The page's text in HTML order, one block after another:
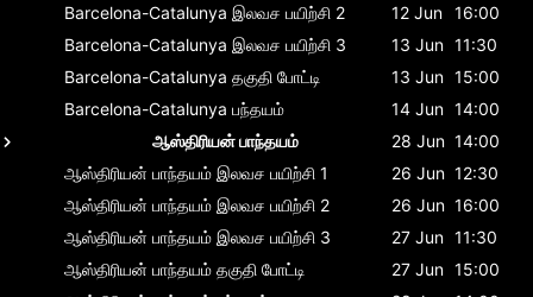
Barcelona-Catalunya இலவச பயிற்சி 2 12 Jun 16:00
Barcelona-Catalunya இலவச பயிற்சி 3 13 Jun 11:30
Barcelona-Catalunya தகுதி போட்டி 13 Jun 15:00
Barcelona-Catalunya பந்தயம் 14 Jun 14:00
ஆஸ்திரியன் பாந்தயம்
28 Jun 14:00
ஆஸ்திரியன் பாந்தயம் இலவச பயிற்சி 1 26 Jun 12:30
ஆஸ்திரியன் பாந்தயம் இலவச பயிற்சி 2 26 Jun 16:00
ஆஸ்திரியன் பாந்தயம் இலவச பயிற்சி 3 27 Jun 11:30
ஆஸ்திரியன் பாந்தயம் தகுதி போட்டி 27 Jun 15:00